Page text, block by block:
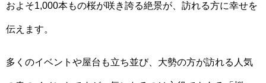
およそ1,000本もの桜が咲き誇る絶景が、訪れる方に幸せを
伝えます。
多くのイベントや屋台も立ち並び、大勢の方が訪れる人気